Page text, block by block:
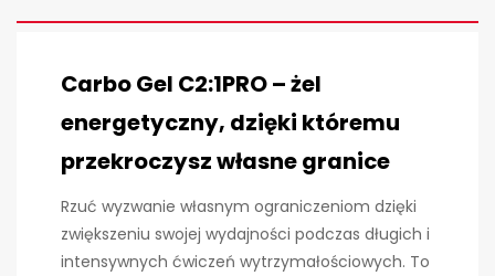
Carbo Gel C2:1PRO – żel
energetyczny, dzięki któremu
przekroczysz własne granice
Rzuć wyzwanie własnym ograniczeniom dzięki
zwiększeniu swojej wydajności podczas długich i
intensywnych ćwiczeń wytrzymałościowych. To